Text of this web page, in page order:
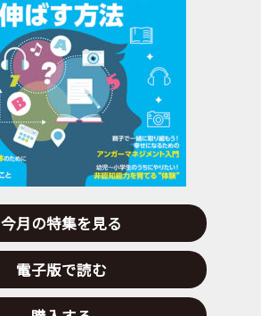
今月の特集を見る
電子版で読む